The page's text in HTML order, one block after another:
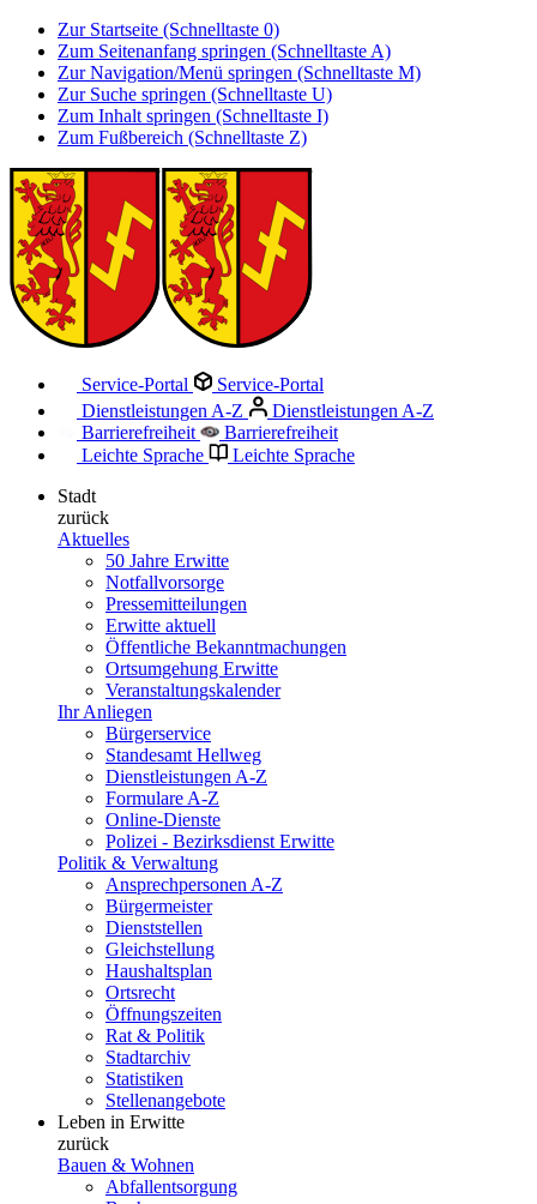
Zur Startseite (Schnelltaste 0)
Zum Seitenanfang springen (Schnelltaste A)
Zur Navigation/Menü springen (Schnelltaste M)
Zur Suche springen (Schnelltaste U)
Zum Inhalt springen (Schnelltaste I)
Zum Fußbereich (Schnelltaste Z)
Service-Portal
Service-Portal
Dienstleistungen A-Z
Dienstleistungen A-Z
Barrierefreiheit
Barrierefreiheit
Leichte Sprache
Leichte Sprache
Stadt
zurück
Aktuelles
50 Jahre Erwitte
Notfallvorsorge
Pressemitteilungen
Erwitte aktuell
Öffentliche Bekanntmachungen
Ortsumgehung Erwitte
Veranstaltungskalender
Ihr Anliegen
Bürgerservice
Standesamt Hellweg
Dienstleistungen A-Z
Formulare A-Z
Online-Dienste
Polizei - Bezirksdienst Erwitte
Politik & Verwaltung
Ansprechpersonen A-Z
Bürgermeister
Dienststellen
Gleichstellung
Haushaltsplan
Ortsrecht
Öffnungszeiten
Rat & Politik
Stadtarchiv
Statistiken
Stellenangebote
Leben in Erwitte
zurück
Bauen & Wohnen
Abfallentsorgung